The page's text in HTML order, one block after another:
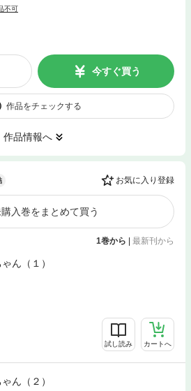
不可
今すぐ買う
作品をチェックする
作品情報へ
お気に入り登録
入巻をまとめて買う
1巻から 最新刊から
ん（１）
試し読み カートへ
ん（２）